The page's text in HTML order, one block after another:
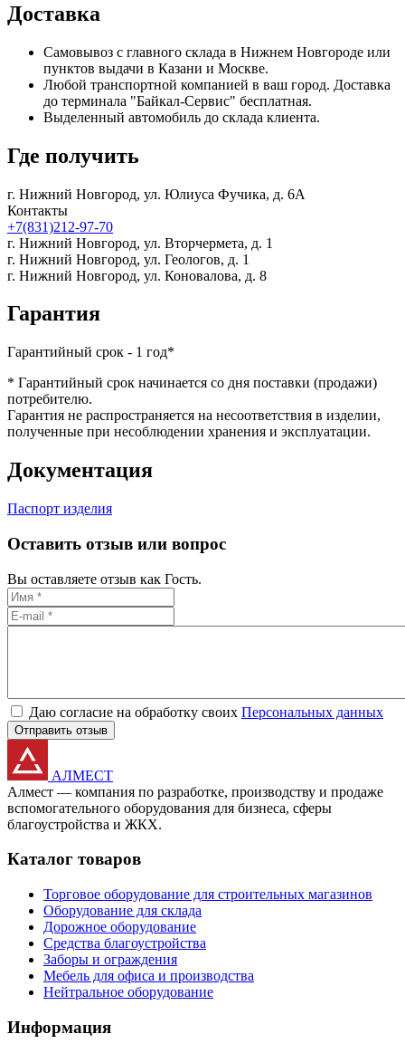
Доставка
Самовывоз с главного склада в Нижнем Новгороде или
пунктов выдачи в Казани и Москве.
Любой транспортной компанией в ваш город. Доставка
до терминала "Байкал-Сервис" бесплатная.
Выделенный автомобиль до склада клиента.
Где получить
г. Нижний Новгород, ул. Юлиуса Фучика, д. 6А
Контакты
+7(831)212-97-70
г. Нижний Новгород, ул. Вторчермета, д. 1
г. Нижний Новгород, ул. Геологов, д. 1
г. Нижний Новгород, ул. Коновалова, д. 8
Гарантия
Гарантийный срок - 1 год*
* Гарантийный срок начинается со дня поставки (продажи)
потребителю.
Гарантия не распространяется на несоответствия в изделии,
полученные при несоблюдении хранения и эксплуатации.
Документация
Паспорт изделия
Оставить отзыв или вопрос
Вы оставляете отзыв как Гость.
Даю согласие на обработку своих Персональных данных
Отправить отзыв
АЛМЕСТ
Алмест — компания по разработке, производству и продаже
вспомогательного оборудования для бизнеса, сферы
благоустройства и ЖКХ.
Каталог товаров
Торговое оборудование для строительных магазинов
Оборудование для склада
Дорожное оборудование
Средства благоустройства
Заборы и ограждения
Мебель для офиса и производства
Нейтральное оборудование
Информация